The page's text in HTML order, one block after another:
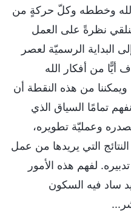
وخططه وكلّ حركةٍ من
نظرةً على العمل
البداية الرسميّة لعصر
أيًّا من أفكار الله
من هذه النقطة أن
تمامًا السياق الذي
وعمليّة تطويره،
التي يريدها من عمل
لفهم هذه الأمور
ساد فيه السكون